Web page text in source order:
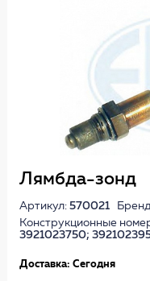
Лямбда-зонд
Артикул: 570021
Конструкционные
3921023750;
Доставка: Сегодня